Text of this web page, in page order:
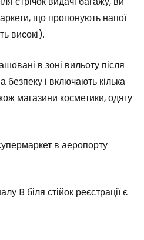
що пропонують напої
високі).
в зоні вильоту після
і включають кілька
магазини косметики, одягу
в аеропорту
B біля стійок реєстрації є